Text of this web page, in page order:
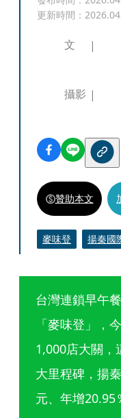
更新時間：
文
攝影
贊助本文
麥味登 揚秦國
台灣連鎖早午
「麥味登」，
1,000店大關，
大里程碑，揚
元、年增20.95